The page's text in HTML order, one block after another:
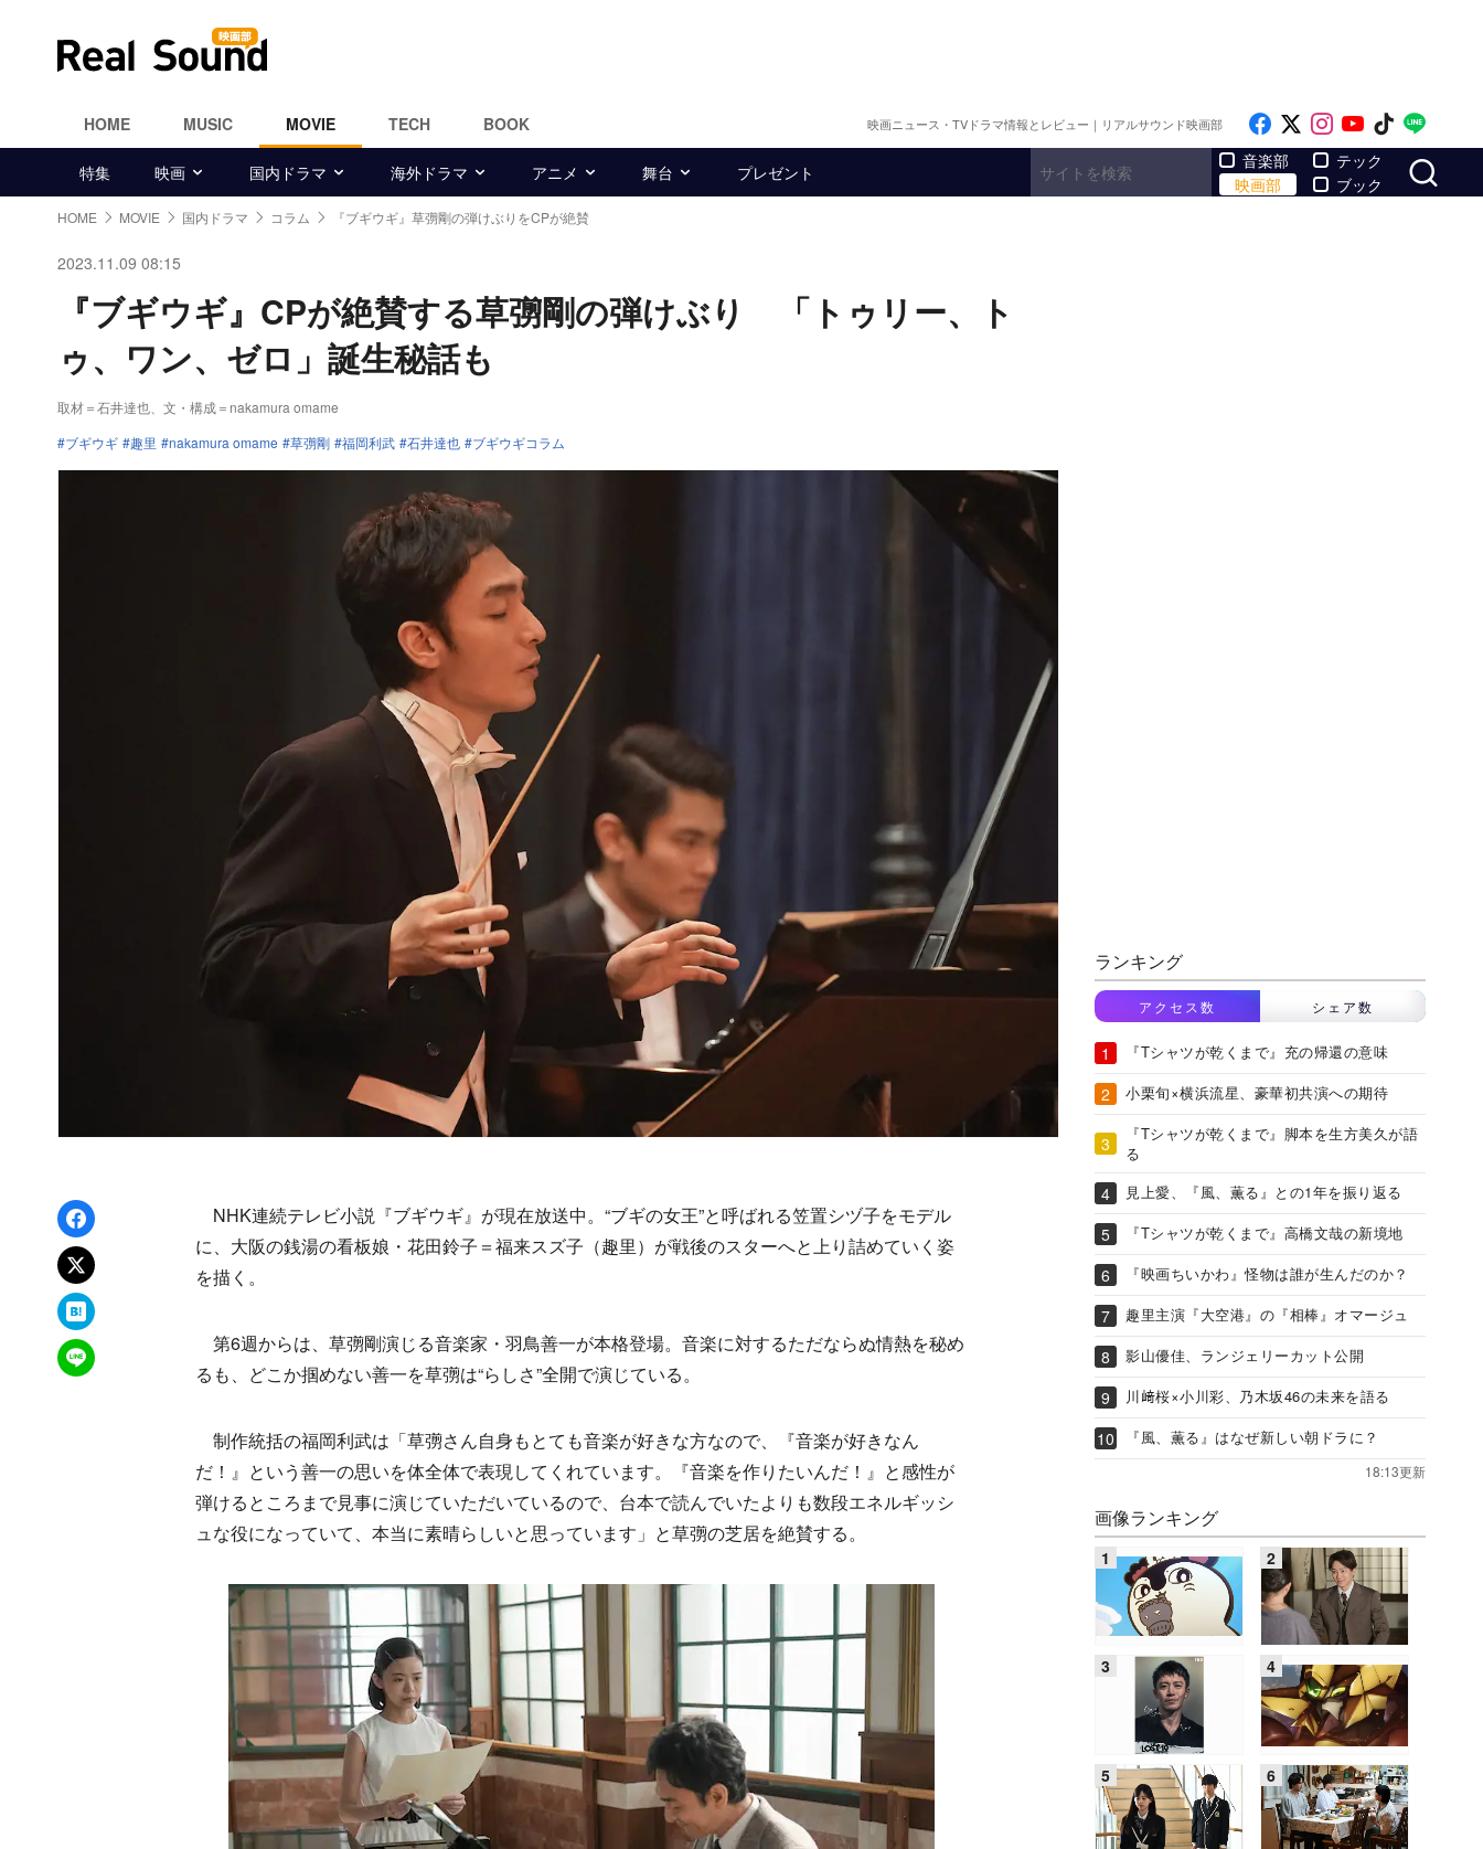
HOME MUSIC MOVIE TECH BOOK 映画ニュース・TVドラマ情報とレビュー｜リアルサウンド映画部 Like on Facebook
Follow on x
Follow on
Follow on
Follow
特集 映画 国内ドラマ 海外ドラマ アニメ 舞台 プレゼント
音楽部
映画部
テック
ブック
HOME MOVIE 国内ドラマ コラム 『ブギウギ』草彅剛の弾けぶりをCPが絶賛
2023.11.09 08:15
『ブギウギ』CPが絶賛する草彅剛の弾けぶり 「トゥリー、ト
ゥ、ワン、ゼロ」誕生秘話も
取材＝石井達也
文・構成＝nakamura omame
ブギウギ
趣里 nakamura omame 草彅剛 福岡利武 石井達也 ブギウギコラム
Facebookでシェア
xでポスト
はてなブックマーク
LINEで送る
NHK連続テレビ小説『ブギウギ』が現在放送中。“ブギの女王”と呼ばれる笠置シヅ子をモデル
に、大阪の銭湯の看板娘・花田鈴子＝福来スズ子（趣里）が戦後のスターへと上り詰めていく姿
を描く。
第6週からは、草彅剛演じる音楽家・羽鳥善一が本格登場。音楽に対するただならぬ情熱を秘め
るも、どこか掴めない善一を草彅は“らしさ”全開で演じている。
制作統括の福岡利武は「草彅さん自身もとても音楽が好きな方なので、『音楽が好きなん
だ！』という善一の思いを体全体で表現してくれています。『音楽を作りたいんだ！』と感性が
弾けるところまで見事に演じていただいているので、台本で読んでいたよりも数段エネルギッシ
ュな役になっていて、本当に素晴らしいと思っています」と草彅の芝居を絶賛する。
ランキング
アクセス数 シェア数
『Tシャツが乾くまで』充の帰還の意味
小栗旬×横浜流星、豪華初共演への期待
『Tシャツが乾くまで』脚本を生方美久が語
る
見上愛、『風、薫る』との1年を振り返る
『Tシャツが乾くまで』高橋文哉の新境地
『映画ちいかわ』怪物は誰が生んだのか？
趣里主演『大空港』の『相棒』オマージュ
影山優佳、ランジェリーカット公開
川﨑桜×小川彩、乃木坂46の未来を語る
『風、薫る』はなぜ新しい朝ドラに？
18:13更新
画像ランキング